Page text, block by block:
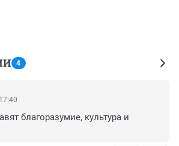
4
благоразумие, культура и